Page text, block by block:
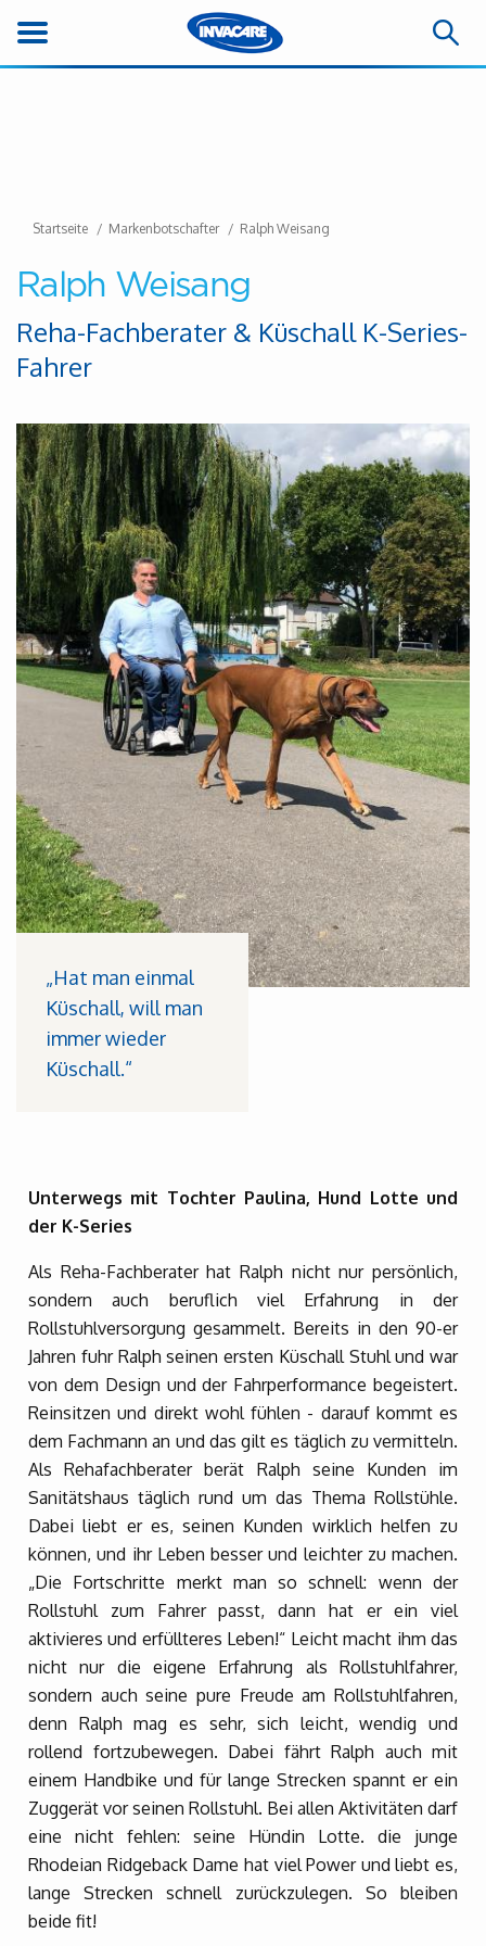
Startseite Markenbotschafter Ralph Weisang
Ralph Weisang
Reha-Fachberater & Küschall K-Series-
Fahrer
„Hat man einmal
Küschall, will man
immer wieder
Küschall.“
Unterwegs mit Tochter Paulina, Hund Lotte und
der K-Series
Als Reha-Fachberater hat Ralph nicht nur persönlich,
sondern auch beruflich viel Erfahrung in der
Rollstuhlversorgung gesammelt. Bereits in den 90-er
Jahren fuhr Ralph seinen ersten Küschall Stuhl und war
von dem Design und der Fahrperformance begeistert.
Reinsitzen und direkt wohl fühlen - darauf kommt es
dem Fachmann an und das gilt es täglich zu vermitteln.
Als Rehafachberater berät Ralph seine Kunden im
Sanitätshaus täglich rund um das Thema Rollstühle.
Dabei liebt er es, seinen Kunden wirklich helfen zu
können, und ihr Leben besser und leichter zu machen.
„Die Fortschritte merkt man so schnell: wenn der
Rollstuhl zum Fahrer passt, dann hat er ein viel
aktivieres und erfüllteres Leben!“ Leicht macht ihm das
nicht nur die eigene Erfahrung als Rollstuhlfahrer,
sondern auch seine pure Freude am Rollstuhlfahren,
denn Ralph mag es sehr, sich leicht, wendig und
rollend fortzubewegen. Dabei fährt Ralph auch mit
einem Handbike und für lange Strecken spannt er ein
Zuggerät vor seinen Rollstuhl. Bei allen Aktivitäten darf
eine nicht fehlen: seine Hündin Lotte. die junge
Rhodeian Ridgeback Dame hat viel Power und liebt es,
lange Strecken schnell zurückzulegen. So bleiben
beide fit!